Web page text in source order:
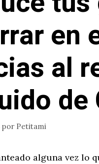
en
al
de
por Petitami
alguna vez lo